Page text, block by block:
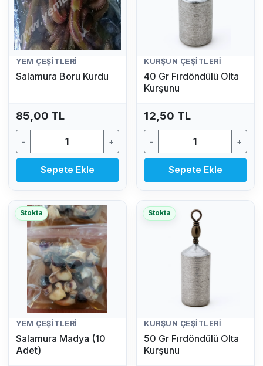
YEM ÇEŞITLERI
Salamura Boru Kurdu
85,00 TL
- +
Sepete Ekle
KURŞUN ÇEŞITLERI
40 Gr Fırdöndülü Olta
Kurşunu
12,50 TL
- +
Sepete Ekle
Stokta
YEM ÇEŞITLERI
Salamura Madya (10
Adet)
Stokta
KURŞUN ÇEŞITLERI
50 Gr Fırdöndülü Olta
Kurşunu